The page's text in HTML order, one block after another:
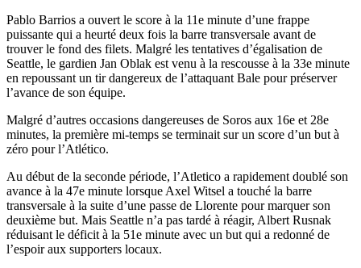
Pablo Barrios a ouvert le score à la 11e minute d’une frappe
puissante qui a heurté deux fois la barre transversale avant de
trouver le fond des filets. Malgré les tentatives d’égalisation de
Seattle, le gardien Jan Oblak est venu à la rescousse à la 33e minute
en repoussant un tir dangereux de l’attaquant Bale pour préserver
l’avance de son équipe.
Malgré d’autres occasions dangereuses de Soros aux 16e et 28e
minutes, la première mi-temps se terminait sur un score d’un but à
zéro pour l’Atlético.
Au début de la seconde période, l’Atletico a rapidement doublé son
avance à la 47e minute lorsque Axel Witsel a touché la barre
transversale à la suite d’une passe de Llorente pour marquer son
deuxième but. Mais Seattle n’a pas tardé à réagir, Albert Rusnak
réduisant le déficit à la 51e minute avec un but qui a redonné de
l’espoir aux supporters locaux.